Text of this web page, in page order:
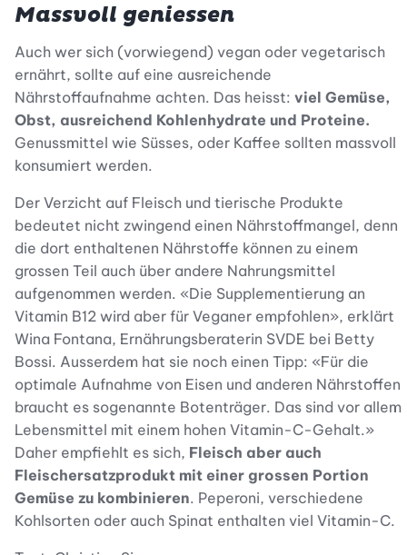
Massvoll geniessen
Auch wer sich (vorwiegend) vegan oder vegetarisch
ernährt, sollte auf eine ausreichende
Nährstoffaufnahme achten. Das heisst: viel Gemüse,
Obst, ausreichend Kohlenhydrate und Proteine.
Genussmittel wie Süsses, oder Kaffee sollten massvoll
konsumiert werden.
Der Verzicht auf Fleisch und tierische Produkte
bedeutet nicht zwingend einen Nährstoffmangel, denn
die dort enthaltenen Nährstoffe können zu einem
grossen Teil auch über andere Nahrungsmittel
aufgenommen werden. «Die Supplementierung an
Vitamin B12 wird aber für Veganer empfohlen», erklärt
Wina Fontana, Ernährungsberaterin SVDE bei Betty
Bossi. Ausserdem hat sie noch einen Tipp: «Für die
optimale Aufnahme von Eisen und anderen Nährstoffen
braucht es sogenannte Botenträger. Das sind vor allem
Lebensmittel mit einem hohen Vitamin-C-Gehalt.»
Daher empfiehlt es sich, Fleisch aber auch
Fleischersatzprodukt mit einer grossen Portion
Gemüse zu kombinieren. Peperoni, verschiedene
Kohlsorten oder auch Spinat enthalten viel Vitamin-C.